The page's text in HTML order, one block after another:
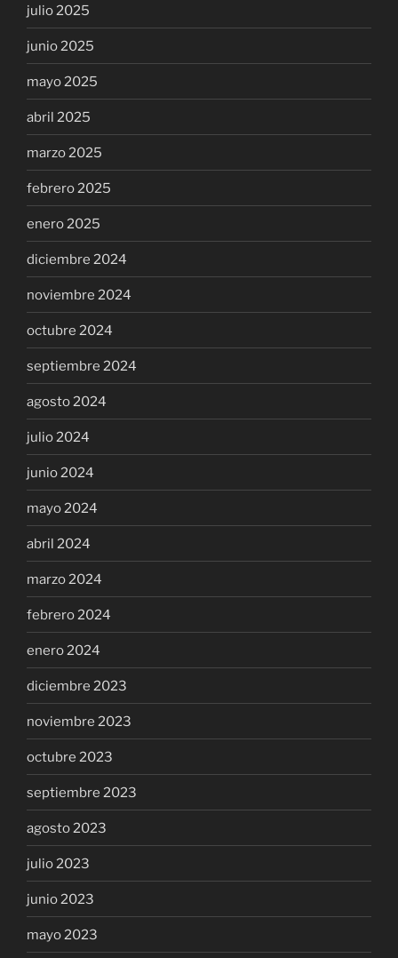
julio 2025
junio 2025
mayo 2025
abril 2025
marzo 2025
febrero 2025
enero 2025
diciembre 2024
noviembre 2024
octubre 2024
septiembre 2024
agosto 2024
julio 2024
junio 2024
mayo 2024
abril 2024
marzo 2024
febrero 2024
enero 2024
diciembre 2023
noviembre 2023
octubre 2023
septiembre 2023
agosto 2023
julio 2023
junio 2023
mayo 2023